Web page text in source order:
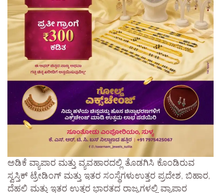
ಅಡಿಕೆ ವ್ಯಾಪಾರ ಮತ್ತು ವ್ಯವಹಾರದಲ್ಲಿ ತೊಡಗಿಸಿ ಕೊಂಡಿರುವ
ಸ್ವಸ್ತಿಕ್ ಟ್ರೇಡಿಂಗ್ ಮತ್ತು ಇತರ ಸಂಸ್ಥೆಗಳುಉತ್ತರ ಪ್ರದೇಶ, ಬಿಹಾರ,
ದೆಹಲಿ ಮತ್ತು ಇತರ ಉತ್ತರ ಭಾರತದ ರಾಜ್ಯಗಳಲ್ಲಿ ವ್ಯಾಪಾರ